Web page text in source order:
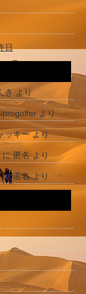
日
き より
より
ッキーより
に匿名より
に匿名より